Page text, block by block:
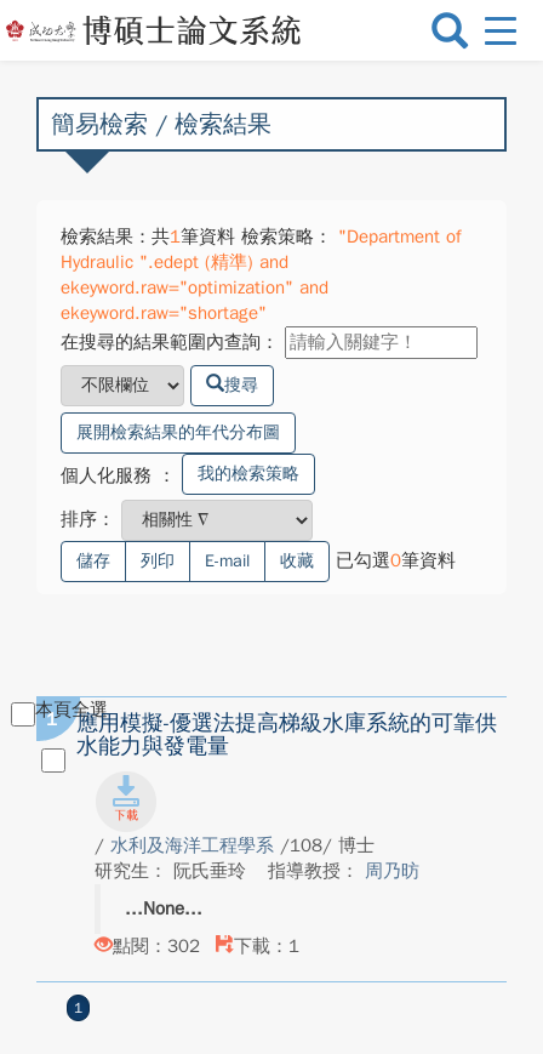
選
換
簡易檢索 / 檢索結果
檢索結果：共1筆資料 檢索策略：
"Department of
Hydraulic ".edept (精準) and
ekeyword.raw="optimization" and
ekeyword.raw="shortage"
在搜尋的結果範圍內查詢：
搜尋
展開檢索結果的年代分布圖
個人化服務 ： 我的檢索策略
排序：
儲存 列印 E-mail 收藏 已勾選0筆資料
本頁全選
1
應用模擬-優選法提高梯級水庫系統的可靠供
水能力與發電量
/ 水利及海洋工程學系 /108/ 博士
研究生： 阮氏垂玲
指導教授： 周乃昉
None
點閱：302
下載：1
1